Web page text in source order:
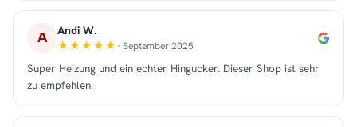
A Andi W.
· September 2025
Super Heizung und ein echter Hingucker. Dieser Shop ist sehr
zu empfehlen.